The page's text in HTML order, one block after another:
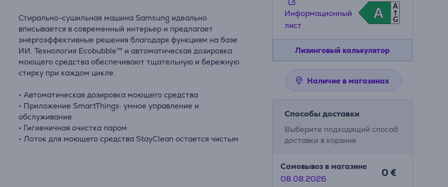
Стирально-сушильная машина Samsung идеально
вписывается в современный интерьер и предлагает
энергоэффективные решения благодаря функциям на базе
ИИ. Технология Ecobubble™ и автоматическая дозировка
моющего средства обеспечивают тщательную и бережную
стирку при каждом цикле.
• Автоматическая дозировка моющего средства
• Приложение SmartThings: умное управление и
обслуживание
• Гигиеничная очистка паром
• Лоток для моющего средства StayClean остается чистым
Информационный
лист
A
A A
G
Лизинговый калькулятор
Наличие в магазинах
Способы доставки
Выберите подходящий способ
доставки в корзине
Самовывоз в магазине
08.08.2026
0 €